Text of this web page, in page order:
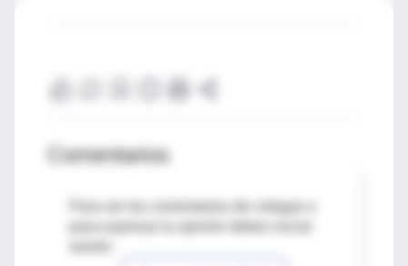
Comentarios
Para ver los comentarios de colegas o